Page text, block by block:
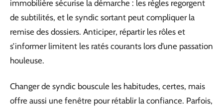
immobilière sécurise la démarche : les règles regorgent
de subtilités, et le syndic sortant peut compliquer la
remise des dossiers. Anticiper, répartir les rôles et
s’informer limitent les ratés courants lors d’une passation
houleuse.
Changer de syndic bouscule les habitudes, certes, mais
offre aussi une fenêtre pour rétablir la confiance. Parfois,